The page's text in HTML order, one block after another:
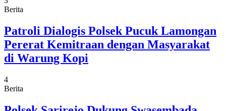
Berita
Patroli Dialogis Polsek Pucuk Lamongan
Pererat Kemitraan dengan Masyarakat
di Warung Kopi
4
Berita